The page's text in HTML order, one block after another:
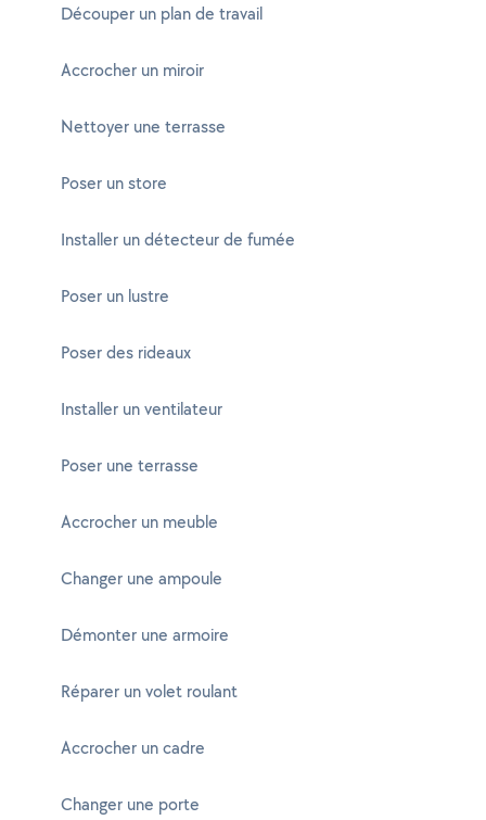
Découper un plan de travail
Accrocher un miroir
Nettoyer une terrasse
Poser un store
Installer un détecteur de fumée
Poser un lustre
Poser des rideaux
Installer un ventilateur
Poser une terrasse
Accrocher un meuble
Changer une ampoule
Démonter une armoire
Réparer un volet roulant
Accrocher un cadre
Changer une porte